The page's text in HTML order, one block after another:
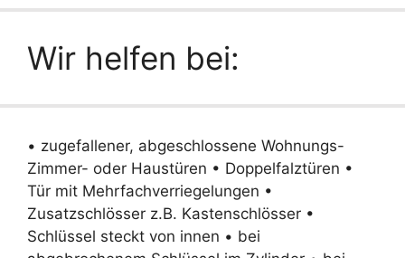
Wir helfen bei:
• zugefallener, abgeschlossene Wohnungs-
Zimmer- oder Haustüren • Doppelfalztüren •
Tür mit Mehrfachverriegelungen •
Zusatzschlösser z.B. Kastenschlösser •
Schlüssel steckt von innen • bei